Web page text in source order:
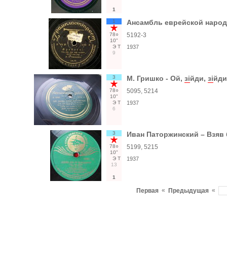
1
1
78○
10"
Э Т
9
Ансамбль еврейской
5192-3
1937
3
78○
10"
Э Т
6
М. Гришко - Ой, зiйди, зi
5095, 5214
1937
3
78○
10"
Э Т
13
1
Иван Паторжинский – Взяв
5199, 5215
1937
Первая « Предыдущая «